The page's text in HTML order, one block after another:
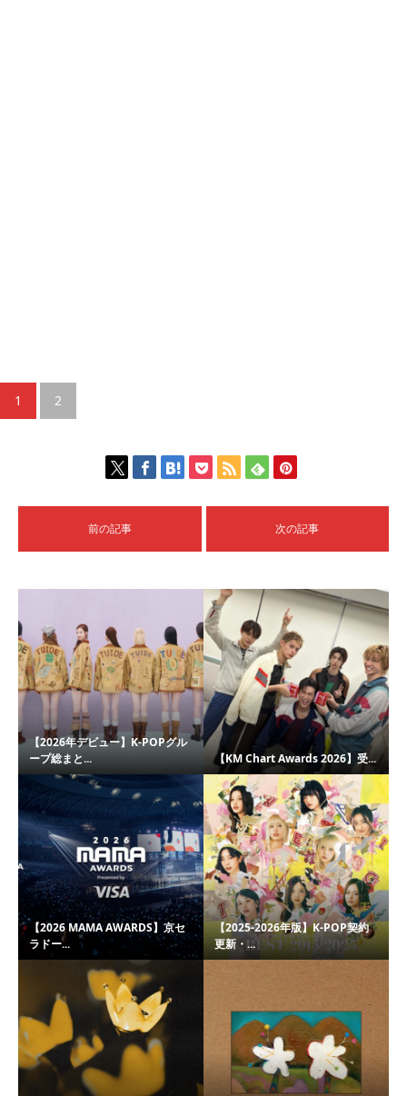
1 2
前の記事 次の記事
【2026年デビュー】K-POPグル
ープ総まと...
【KM Chart Awards 2026】受...
【2026 MAMA AWARDS】京セ
ラドー...
【2025-2026年版】K-POP契約
更新・...